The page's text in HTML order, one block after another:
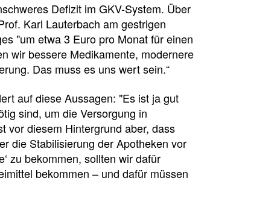
Defizit im GKV-System. Über
Karl Lauterbach am gestrigen
"um etwa 3 Euro pro Monat für einen
wir bessere Medikamente, modernere
Das muss es uns wert sein.“
auf diese Aussagen: "Es ist ja gut
sind, um die Versorgung in
vor diesem Hintergrund aber, dass
die Stabilisierung der Apotheken vor
zu bekommen, sollten wir dafür
bekommen – und dafür müssen